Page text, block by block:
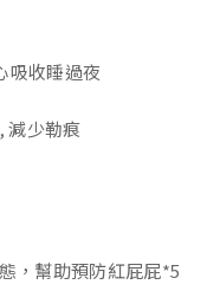
吸收睡過夜
減少勒痕
，幫助預防紅屁屁*5